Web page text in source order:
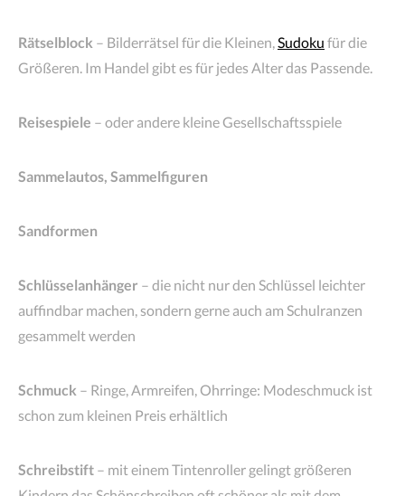
Rätselblock – Bilderrätsel für die Kleinen,Sudoku für die
Größeren. Im Handel gibt es für jedes Alter das Passende.
Reisespiele – oder andere kleine Gesellschaftsspiele
Sammelautos, Sammelfiguren
Sandformen
Schlüsselanhänger – die nicht nur den Schlüssel leichter
auffindbar machen, sondern gerne auch am Schulranzen
gesammelt werden
Schmuck – Ringe, Armreifen, Ohrringe: Modeschmuck ist
schon zum kleinen Preis erhältlich
Schreibstift – mit einem Tintenroller gelingt größeren